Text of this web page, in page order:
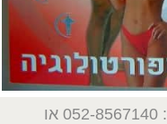
או